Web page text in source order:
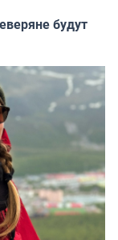
будут